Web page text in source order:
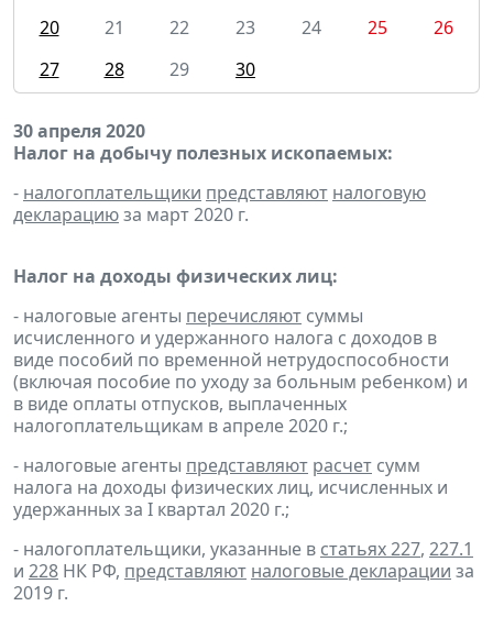
20
21 22 23 24 25
26
27
28 29 30
30 апреля 2020
Налог на добычу полезных ископаемых:
- налогоплательщики представляют налоговую
декларациюза март 2020 г.
Налог на доходы физических лиц:
- налоговые агенты перечисляют суммы
исчисленного и удержанного налога с доходов в
виде пособий по временной нетрудоспособности
(включая пособие по уходу за больным ребенком) и
в виде оплаты отпусков, выплаченных
налогоплательщикам в апреле 2020 г.;
- налоговые агенты представляют расчет сумм
налога на доходы физических лиц, исчисленных и
удержанных за I квартал 2020 г.;
- налогоплательщики, указанные в статьях 227, 227.1
и 228 НК РФ, представляют налоговые декларации за
2019 г.